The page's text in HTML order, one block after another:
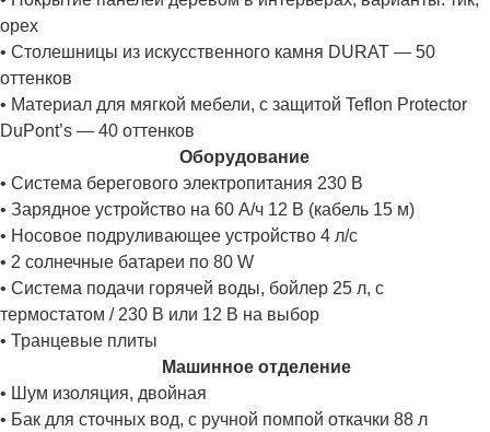
орех
• Столешницы из искусственного камня DURAT — 50
оттенков
• Материал для мягкой мебели, с защитой Teflon Protector
DuPont’s — 40 оттенков
Оборудование
• Система берегового электропитания 230 В
• Зарядное устройство на 60 А/ч 12 В (кабель 15 м)
• Носовое подруливающее устройство 4 л/с
• 2 солнечные батареи по 80 W
• Система подачи горячей воды, бойлер 25 л, с
термостатом / 230 В или 12 В на выбор
• Транцевые плиты
Машинное отделение
• Шум изоляция, двойная
• Бак для сточных вод, с ручной помпой откачки 88 л